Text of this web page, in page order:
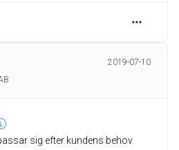
2019-07-10
sig efter kundens behov